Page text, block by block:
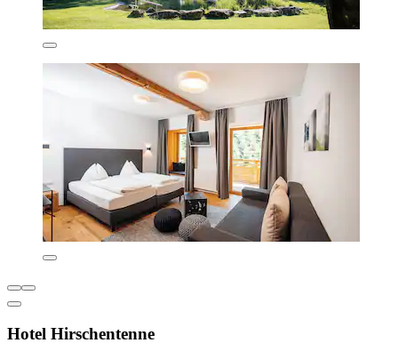
Hotel Hirschentenne